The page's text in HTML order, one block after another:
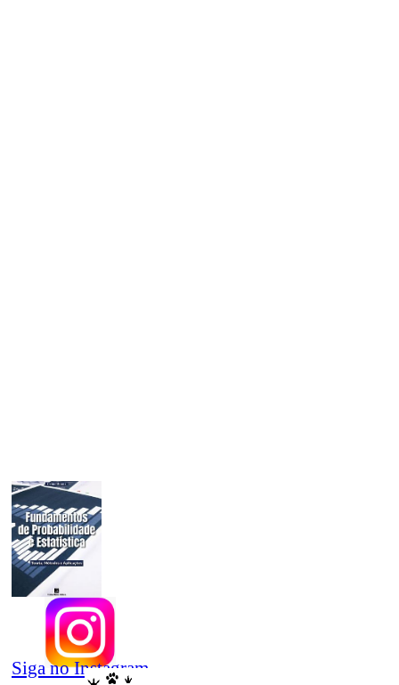
Siga no Instagram